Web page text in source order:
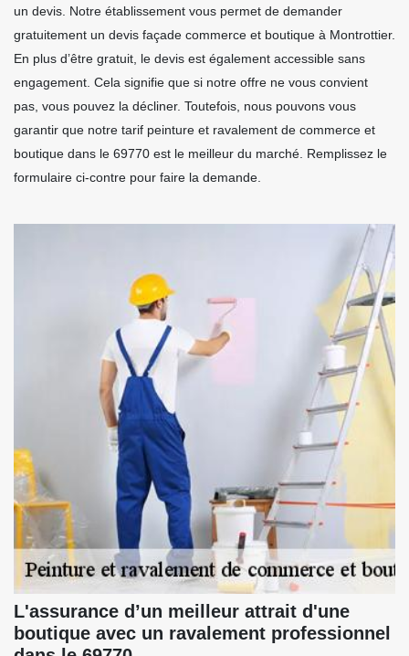
un devis. Notre établissement vous permet de demander
gratuitement un devis façade commerce et boutique à Montrottier.
En plus d’être gratuit, le devis est également accessible sans
engagement. Cela signifie que si notre offre ne vous convient
pas, vous pouvez la décliner. Toutefois, nous pouvons vous
garantir que notre tarif peinture et ravalement de commerce et
boutique dans le 69770 est le meilleur du marché. Remplissez le
formulaire ci-contre pour faire la demande.
L'assurance d’un meilleur attrait d'une
boutique avec un ravalement professionnel